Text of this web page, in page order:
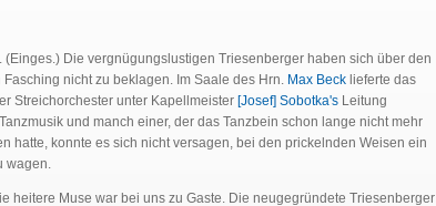
(Einges.) Die vergnügungslustigen Triesenberger haben sich über den
nicht zu beklagen. Im Saale des Hrn. Max Beck lieferte das
Streichorchester unter Kapellmeister [Josef] Sobotka's Leitung
und manch einer, der das Tanzbein schon lange nicht mehr
hatte, konnte es sich nicht versagen, bei den prickelnden Weisen ein
wagen.
heitere Muse war bei uns zu Gaste. Die neugegründete Triesenberger